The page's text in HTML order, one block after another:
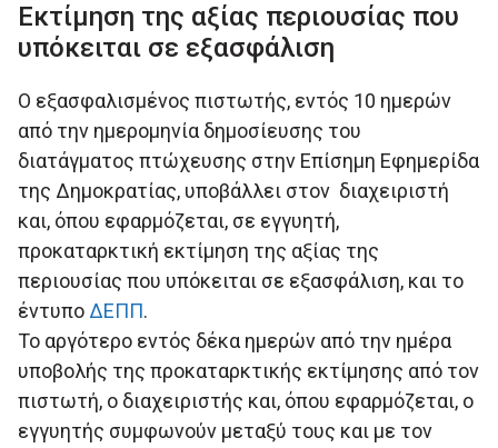
Εκτίµηση της αξίας περιουσίας που
υπόκειται σε εξασφάλιση
Ο εξασφαλισµένος πιστωτής, εντός 10 ηµερών
από την ηµεροµηνία δηµοσίευσης του
διατάγµατος πτώχευσης στην Επίσηµη Εφηµερίδα
της ∆ηµοκρατίας, υποβάλλει στον διαχειριστή
και, όπου εφαρµόζεται, σε εγγυητή,
προκαταρκτική εκτίµηση της αξίας της
περιουσίας που υπόκειται σε εξασφάλιση, και το
έντυπο ΔΕΠΠ.
Το αργότερο εντός δέκα ηµερών από την ηµέρα
υποβολής της προκαταρκτικής εκτίµησης από τον
πιστωτή, ο διαχειριστής και, όπου εφαρµόζεται, ο
εγγυητής συµφωνούν µεταξύ τους και µε τον